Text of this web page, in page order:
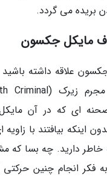
بریده می گردد.
مایکل جکسون
علاقه داشته
ای که در آن
اینکه بیافتند با
خاطر دارید. چه بسا که
فکر انجام چنین حرکتی